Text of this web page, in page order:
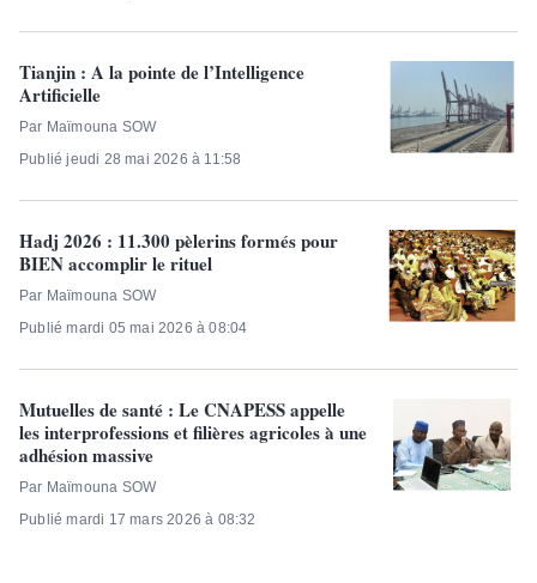
Tianjin : A la pointe de l’Intelligence
Artificielle
Par Maïmouna SOW
Publié jeudi 28 mai 2026 à 11:58
Hadj 2026 : 11.300 pèlerins formés pour
BIEN accomplir le rituel
Par Maïmouna SOW
Publié mardi 05 mai 2026 à 08:04
Mutuelles de santé : Le CNAPESS appelle
les interprofessions et filières agricoles à une
adhésion massive
Par Maïmouna SOW
Publié mardi 17 mars 2026 à 08:32